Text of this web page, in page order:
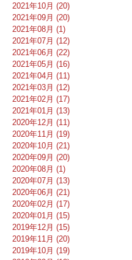
2021年10月 (20)
2021年09月 (20)
2021年08月 (1)
2021年07月 (12)
2021年06月 (22)
2021年05月 (16)
2021年04月 (11)
2021年03月 (12)
2021年02月 (17)
2021年01月 (13)
2020年12月 (11)
2020年11月 (19)
2020年10月 (21)
2020年09月 (20)
2020年08月 (1)
2020年07月 (13)
2020年06月 (21)
2020年02月 (17)
2020年01月 (15)
2019年12月 (15)
2019年11月 (20)
2019年10月 (19)